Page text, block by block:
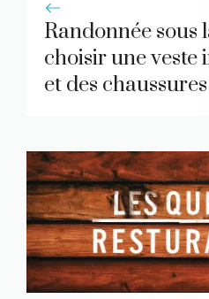
Randonnée sous
choisir une veste
et des